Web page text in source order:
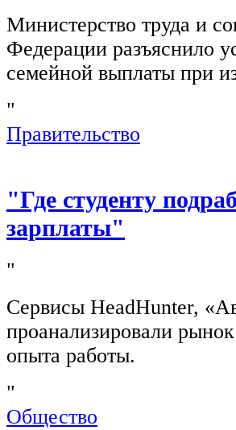
Министерство труда и
Федерации разъяснило
семейной выплаты при
"
Правительство
"Где студенту
зарплаты"
"
Сервисы HeadHunter,
проанализировали
опыта работы.
"
Общество